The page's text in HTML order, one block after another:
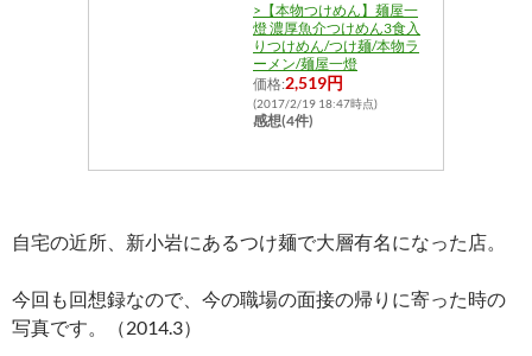
>【本物つけめん】麺屋一
燈 濃厚魚介つけめん3食入
りつけめん/つけ麺/本物ラ
ーメン/麺屋一燈
価格:2,519円
(2017/2/19 18:47時点)
感想(4件)
自宅の近所、新小岩にあるつけ麺で大層有名になった店。
今回も回想録なので、今の職場の面接の帰りに寄った時の
写真です。（2014.3）